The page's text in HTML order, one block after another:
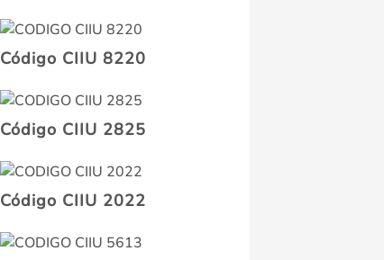
Código CIIU 8220
Código CIIU 2825
Código CIIU 2022